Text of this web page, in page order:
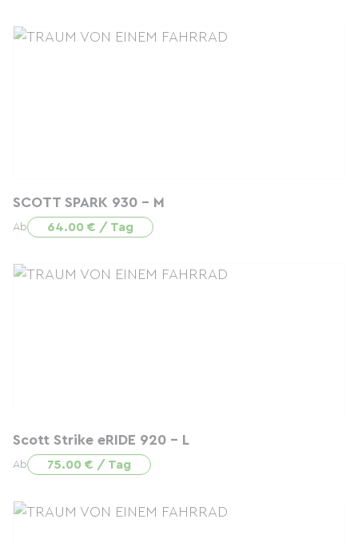
SCOTT SPARK 930 - M
Ab 64.00 € / Tag
Scott Strike eRIDE 920 - L
Ab 75.00 € / Tag